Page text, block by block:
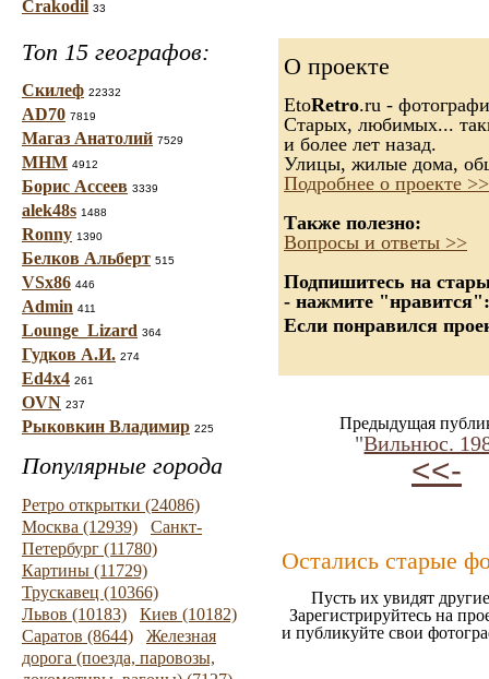
Crakodil 33
Топ 15 географов:
Скилеф 22332
AD70 7819
Магаз Анатолий 7529
МНМ 4912
Борис Ассеев 3339
alek48s 1488
Ronny 1390
Белков Альберт 515
VSx86 446
Admin 411
Lounge_Lizard 364
Гудков А.И. 274
Ed4x4 261
OVN 237
Рыковкин Владимир 225
Популярные города
Ретро открытки (24086)
Москва (12939)
Санкт-
Петербург (11780)
Картины (11729)
Трускавец (10366)
Львов (10183)
Киев (10182)
Саратов (8644)
Железная
дорога (поезда, паровозы,
О проекте
EtoRetro.ru -
Старых, любимых...
и более лет назад.
Улицы, жилые дома,
Подробнее о проекте >>
Также полезно:
Вопросы и ответы >>
Подпишитесь на
- нажмите "нравится":
Если понравился
Предыдущая
"Вильнюс.
<<-
Остались старые
Пусть их увидят
Зарегистрируйтесь на
и публикуйте свои